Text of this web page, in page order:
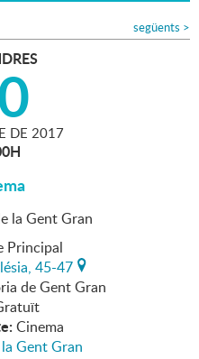
següents >
DE 2017
la Gent Gran
Principal
45-47
de Gent Gran
Cinema
Gent Gran